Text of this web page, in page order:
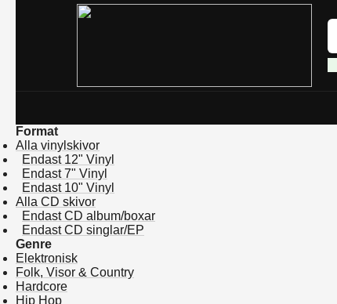
Format
Alla vinylskivor
Endast 12" Vinyl
Endast 7" Vinyl
Endast 10" Vinyl
Alla CD skivor
Endast CD album/boxar
Endast CD singlar/EP
Genre
Elektronisk
Folk, Visor & Country
Hardcore
Hip Hop